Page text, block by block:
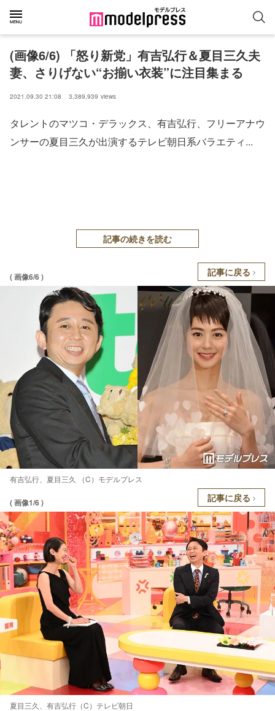
(画像6/6) 「怒り新党」有吉弘行＆夏目三久夫
妻、さりげない“お揃い衣装”に注目集まる
2021.09.30 21:08 3,389,939 views
タレントのマツコ・デラックス、有吉弘行、フリーアナウ
ンサーの夏目三久が出演するテレビ朝日系バラエティ...
記事の続きを読む
( 画像6/6 ) 記事に戻る
有吉弘行、夏目三久 （C）モデルプレス
( 画像1/6 ) 記事に戻る
夏目三久、有吉弘行（C）テレビ朝日